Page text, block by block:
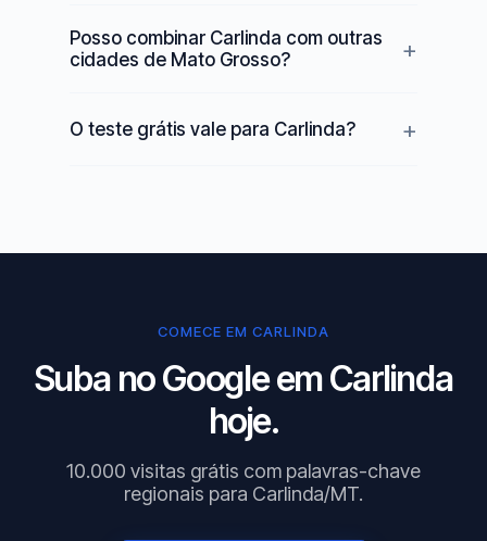
Posso combinar Carlinda com outras
cidades de Mato Grosso?
O teste grátis vale para Carlinda?
COMECE EM CARLINDA
Suba no Google em Carlinda
hoje.
10.000 visitas grátis com palavras-chave
regionais para Carlinda/MT.